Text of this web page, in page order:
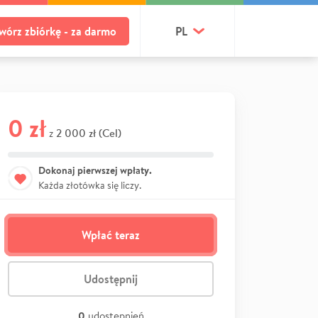
zbiórkę - za darmo PL
0 zł z 2 000 zł (Cel)
Dokonaj pierwszej wpłaty.
Każda złotówka się liczy.
Wpłać teraz
Udostępnij